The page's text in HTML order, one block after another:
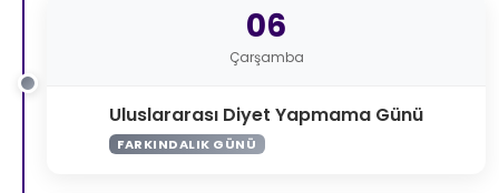
06
Çarşamba
Uluslararası Diyet Yapmama Günü
FARKINDALIK GÜNÜ